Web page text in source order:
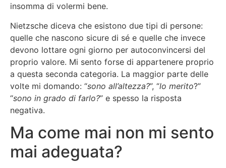
insomma di volermi bene.
Nietzsche diceva che esistono due tipi di persone:
quelle che nascono sicure di sé e quelle che invece
devono lottare ogni giorno per autoconvincersi del
proprio valore. Mi sento forse di appartenere proprio
a questa seconda categoria. La maggior parte delle
volte mi domando: “sono all’altezza?”, “lo merito?”
“sono in grado di farlo?” e spesso la risposta
negativa.
Ma come mai non mi sento
mai adeguata?